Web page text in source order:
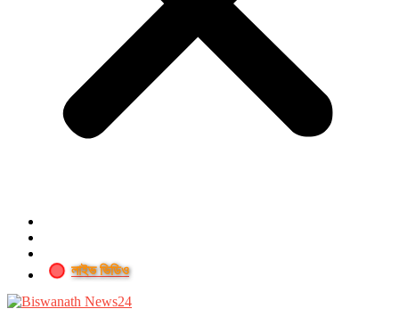
লাইভ ভিডিও